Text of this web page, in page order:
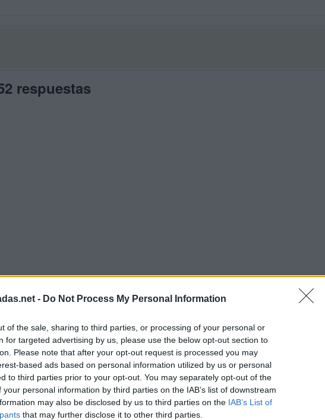
- Do Not Process My Personal Information
of the sale, sharing to third parties, or processing of your personal or
for targeted advertising by us, please use the below opt-out section to
Please note that after your opt-out request is processed you may
based ads based on personal information utilized by us or personal
to third parties prior to your opt-out. You may separately opt-out of the
personal information by third parties on the IAB’s list of downstream
may also be disclosed by us to third parties on the IAB’s List of
that may further disclose it to other third parties.
respuestas